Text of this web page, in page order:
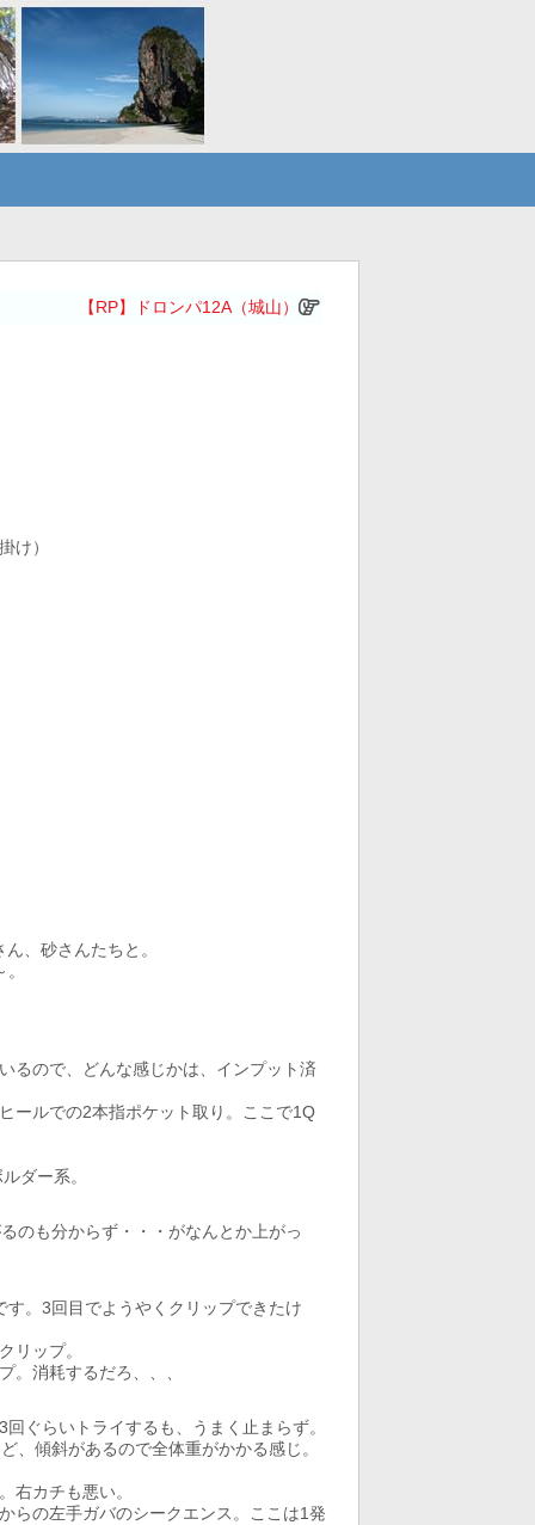
【RP】ドロンパ12A（城山）
け）
、砂さんたちと。
るので、どんな感じかは、インプット済
ールでの2本指ポケット取り。ここで1Q
ダー系。
のも分からず・・・がなんとか上がっ
。3回目でようやくクリップできたけ
リップ。
。消耗するだろ、、、
ぐらいトライするも、うまく止まらず。
、傾斜があるので全体重がかかる感じ。
右カチも悪い。
らの左手ガバのシークエンス。ここは1発